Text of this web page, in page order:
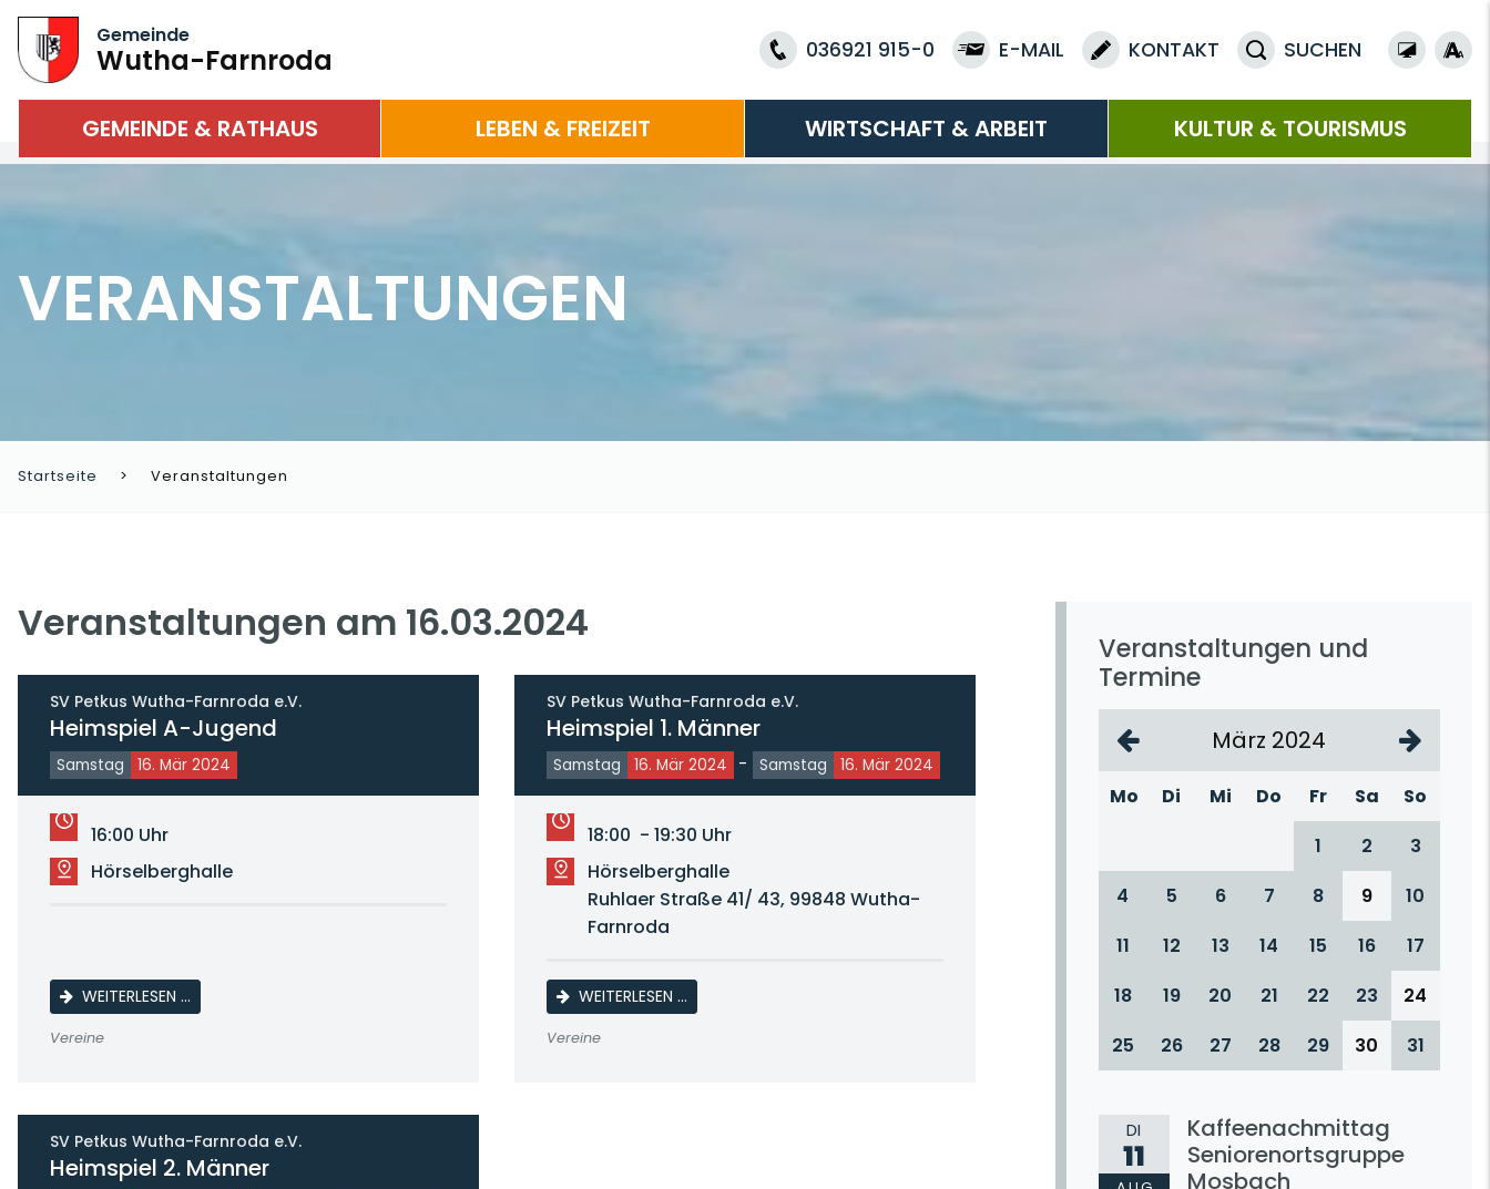
Gemeinde
Wutha-Farnroda 036921 915-0 E-MAIL KONTAKT SUCHEN
GEMEINDE & RATHAUS LEBEN & FREIZEIT WIRTSCHAFT & ARBEIT KULTUR & TOURISMUS
VERANSTALTUNGEN
Startseite Veranstaltungen
Veranstaltungen am 16.03.2024
SV Petkus Wutha-Farnroda e.V.
Heimspiel A-Jugend
Samstag 16. Mär 2024
16:00 Uhr
Hörselberghalle
WEITERLESEN …HEIMSPIEL A-JUGEND
Vereine
SV Petkus Wutha-Farnroda e.V.
Heimspiel 1. Männer
Samstag 16. Mär 2024 - Samstag 16. Mär 2024
18:00 - 19:30 Uhr
Hörselberghalle
Ruhlaer Straße 41/ 43, 99848 Wutha-
Farnroda
WEITERLESEN …HEIMSPIEL 1. MÄNNER
Vereine
SV Petkus Wutha-Farnroda e.V.
Heimspiel 2. Männer
Veranstaltungen und
Termine
März 2024
Mo Di Mi Do Fr Sa
So
1
2
3
4
5 6 7 8 9
10
11
12 13 14 15 16
17
18
19 20 21 22 23
24
25
26 27 28 29 30 31
DI
11
Kaffeenachmittag
Seniorenortsgruppe
Mosbach